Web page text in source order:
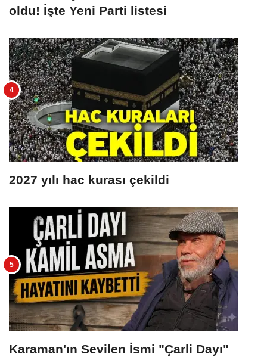
oldu! İşte Yeni Parti listesi
2027 yılı hac kurası çekildi
Karaman'ın Sevilen İsmi "Çarli Dayı"